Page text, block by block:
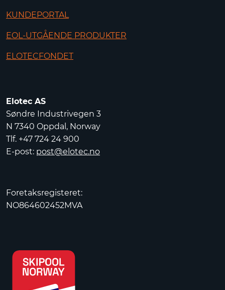
KUNDEPORTAL
EOL-UTGÅENDE PRODUKTER
ELOTECFONDET
Elotec AS
Søndre Industrivegen 3
N 7340 Oppdal, Norway
Tlf. +47 724 24 900
E-post: post@elotec.no
Foretaksregisteret:
NO864602452MVA